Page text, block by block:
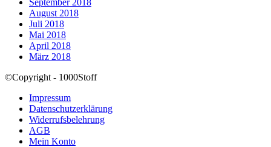
August 2018
Juli 2018
Mai 2018
April 2018
März 2018
©Copyright - 1000Stoff
Impressum
Datenschutzerklärung
Widerrufsbelehrung
AGB
Mein Konto